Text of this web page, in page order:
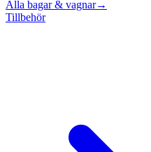
Alla bagar & vagnar→
Tillbehör